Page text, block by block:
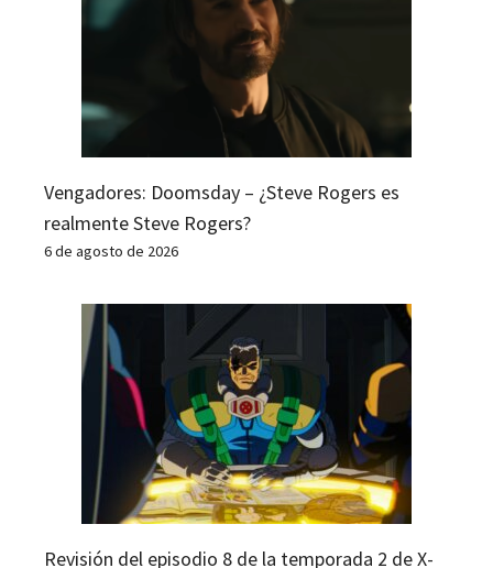
Vengadores: Doomsday – ¿Steve Rogers es
realmente Steve Rogers?
6 de agosto de 2026
Revisión del episodio 8 de la temporada 2 de X-